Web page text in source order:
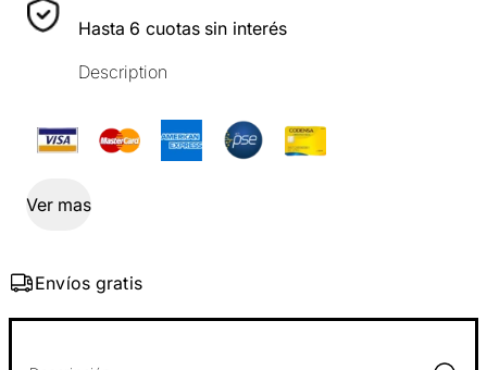
Hasta 6 cuotas sin interés
Description
Ver mas
Envíos gratis